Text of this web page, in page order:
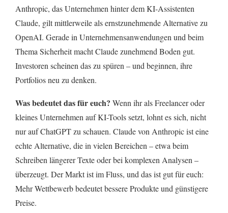
Anthropic, das Unternehmen hinter dem KI-Assistenten
Claude, gilt mittlerweile als ernstzunehmende Alternative zu
OpenAI. Gerade in Unternehmensanwendungen und beim
Thema Sicherheit macht Claude zunehmend Boden gut.
Investoren scheinen das zu spüren – und beginnen, ihre
Portfolios neu zu denken.
Was bedeutet das für euch? Wenn ihr als Freelancer oder
kleines Unternehmen auf KI-Tools setzt, lohnt es sich, nicht
nur auf ChatGPT zu schauen. Claude von Anthropic ist eine
echte Alternative, die in vielen Bereichen – etwa beim
Schreiben längerer Texte oder bei komplexen Analysen –
überzeugt. Der Markt ist im Fluss, und das ist gut für euch:
Mehr Wettbewerb bedeutet bessere Produkte und günstigere
Preise.